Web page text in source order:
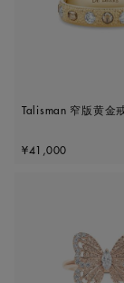
Talisman 窄版黄金
Original price
¥41,000